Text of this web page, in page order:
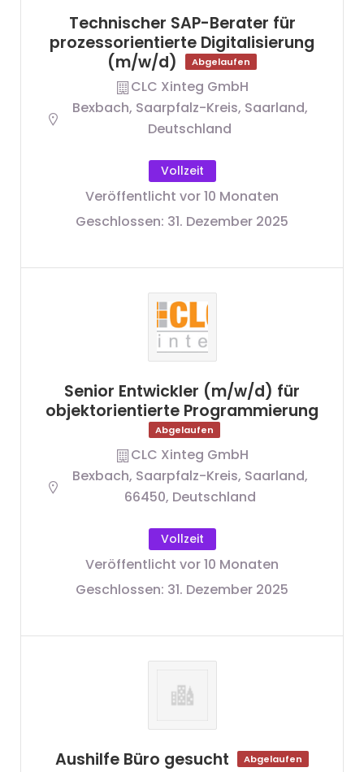
Technischer SAP-Berater für
prozessorientierte Digitalisierung
(m/w/d)
Abgelaufen
CLC Xinteg GmbH
Bexbach, Saarpfalz-Kreis, Saarland,
Deutschland
Vollzeit
Veröffentlicht vor 10 Monaten
Geschlossen: 31. Dezember 2025
Senior Entwickler (m/w/d) für
objektorientierte Programmierung
Abgelaufen
CLC Xinteg GmbH
Bexbach, Saarpfalz-Kreis, Saarland,
66450, Deutschland
Vollzeit
Veröffentlicht vor 10 Monaten
Geschlossen: 31. Dezember 2025
Aushilfe Büro gesucht Abgelaufen